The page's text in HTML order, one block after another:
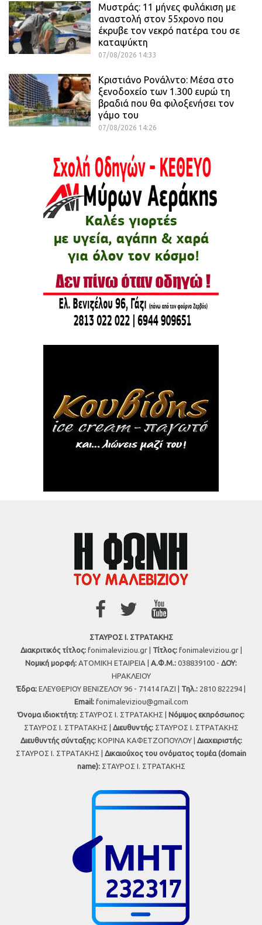
Μυστράς: 11 μήνες φυλάκιση με
αναστολή στον 55χρονο που
έκρυβε τον νεκρό πατέρα του σε
καταψύκτη
07/08/2026 14:33
Κριστιάνο Ρονάλντο: Μέσα στο
ξενοδοχείο των 1.300 ευρώ τη
βραδιά που θα φιλοξενήσει τον
γάμο του
07/08/2026 14:26
ΣΤΑΥΡΟΣ Ι. ΣΤΡΑΤΑΚΗΣ
Διακριτικός τίτλος:fonimaleviziou.gr | Τίτλος:fonimaleviziou.gr |
Νομική μορφή: ΑΤΟΜΙΚΗ ΕΤΑΙΡΕΙΑ | Α.Φ.Μ.: 038839100 - ΔΟΥ:
ΗΡΑΚΛΕΙΟΥ
Έδρα: ΕΛΕΥΘΕΡΙΟΥ ΒΕΝΙΖΕΛΟΥ 96 - 71414 ΓΑΖΙ | Τηλ.: 2810 822294 |
Εmail: fonimaleviziou@gmail.com
Όνομα ιδιοκτήτη: ΣΤΑΥΡΟΣ Ι. ΣΤΡΑΤΑΚΗΣ | Νόμιμος εκπρόσωπος:
ΣΤΑΥΡΟΣ Ι. ΣΤΡΑΤΑΚΗΣ | Διευθυντής:ΣΤΑΥΡΟΣ Ι. ΣΤΡΑΤΑΚΗΣ
Διευθυντής σύνταξης:ΚΟΡΙΝΑ ΚΑΦΕΤΖΟΠΟΥΛΟΥ | Διαχειριστής:
ΣΤΑΥΡΟΣ Ι. ΣΤΡΑΤΑΚΗΣ | Δικαιούχος του ονόματος τομέα (domain
name):ΣΤΑΥΡΟΣ Ι. ΣΤΡΑΤΑΚΗΣ